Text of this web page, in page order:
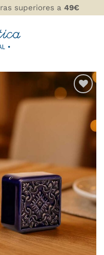
superiores a 49€
AÑADIR